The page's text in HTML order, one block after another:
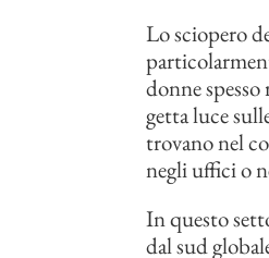
Lo sciopero
donne
getta luce
trovano nel
negli uffici o
In questo
dal sud